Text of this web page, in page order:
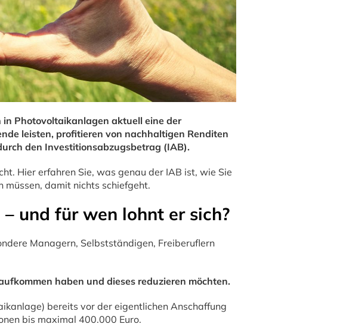
Photovoltaikanlagen aktuell eine der
leisten, profitieren von nachhaltigen Renditen
den Investitionsabzugsbetrag (IAB).
Hier erfahren Sie, was genau der IAB ist, wie Sie
müssen, damit nichts schiefgeht.
und für wen lohnt er sich?
Managern, Selbstständigen, Freiberuflern
haben und dieses reduzieren möchten.
bereits vor der eigentlichen Anschaffung
bis maximal 400.000 Euro.